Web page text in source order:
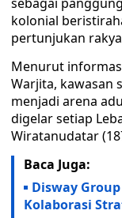
kolonial
pertunjukan
Menurut
Warjita, kawasan
menjadi arena
digelar setiap
Wiratanudatar
Baca Juga:
Disway
Kolaborasi